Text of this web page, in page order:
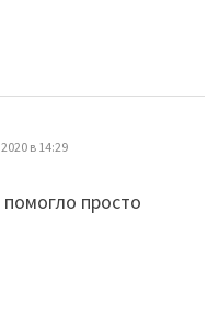
в 14:29
просто